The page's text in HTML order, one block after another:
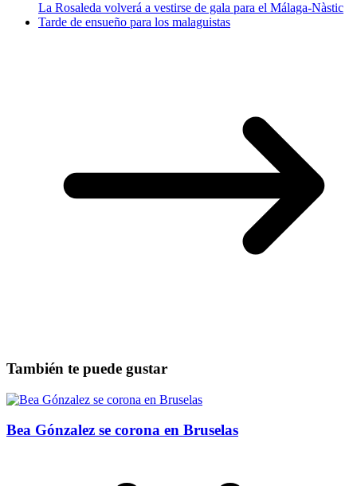
La Rosaleda volverá a vestirse de gala para el Málaga-Nàstic
Tarde de ensueño para los malaguistas
También te puede gustar
Bea Gónzalez se corona en Bruselas